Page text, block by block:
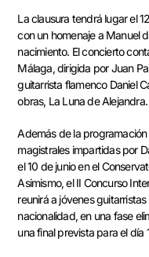
La clausura tendrá lugar el
con un homenaje a Manuel
nacimiento. El concierto
Málaga, dirigida por Juan
guitarrista flamenco Daniel
obras, La Luna de Alejandra.
Además de la
magistrales impartidas por
el 10 de junio en el
Asimismo, el II Concurso
reunirá a jóvenes
nacionalidad, en una fase
una final prevista para el día